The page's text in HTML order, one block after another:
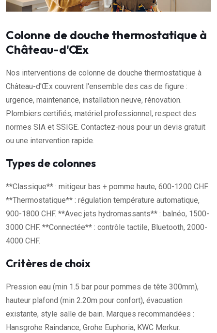
Colonne de douche thermostatique à
Château-d'Œx
Nos interventions de colonne de douche thermostatique à
Château-d'Œx couvrent l'ensemble des cas de figure :
urgence, maintenance, installation neuve, rénovation.
Plombiers certifiés, matériel professionnel, respect des
normes SIA et SSIGE. Contactez-nous pour un devis gratuit
ou une intervention rapide.
Types de colonnes
**Classique** : mitigeur bas + pomme haute, 600-1200 CHF.
**Thermostatique** : régulation température automatique,
900-1800 CHF. **Avec jets hydromassants** : balnéo, 1500-
3000 CHF. **Connectée** : contrôle tactile, Bluetooth, 2000-
4000 CHF.
Critères de choix
Pression eau (min 1.5 bar pour pommes de tête 300mm),
hauteur plafond (min 2.20m pour confort), évacuation
existante, style salle de bain. Marques recommandées :
Hansgrohe Raindance, Grohe Euphoria, KWC Merkur.